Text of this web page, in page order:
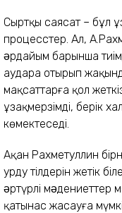
Сыртқы саясат – бұл
процесстер. Ал,
əрдайым барынша
аудара отырып
мақсаттарға қол
ұзақмерзімді, берік
көмектеседі.
Ақан Рахметуллин
урду тілдерін жетік
əртүрлі мəдениеттер
қатынас жасауға